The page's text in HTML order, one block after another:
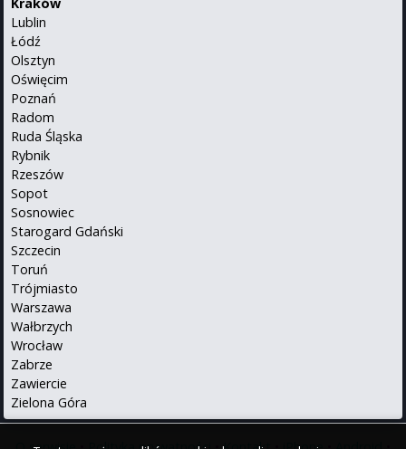
Lublin
Łódź
Olsztyn
Oświęcim
Poznań
Radom
Ruda Śląska
Rybnik
Rzeszów
Sopot
Sosnowiec
Starogard Gdański
Szczecin
Toruń
Trójmiasto
Warszawa
Wałbrzych
Wrocław
Zabrze
Zawiercie
Zielona Góra